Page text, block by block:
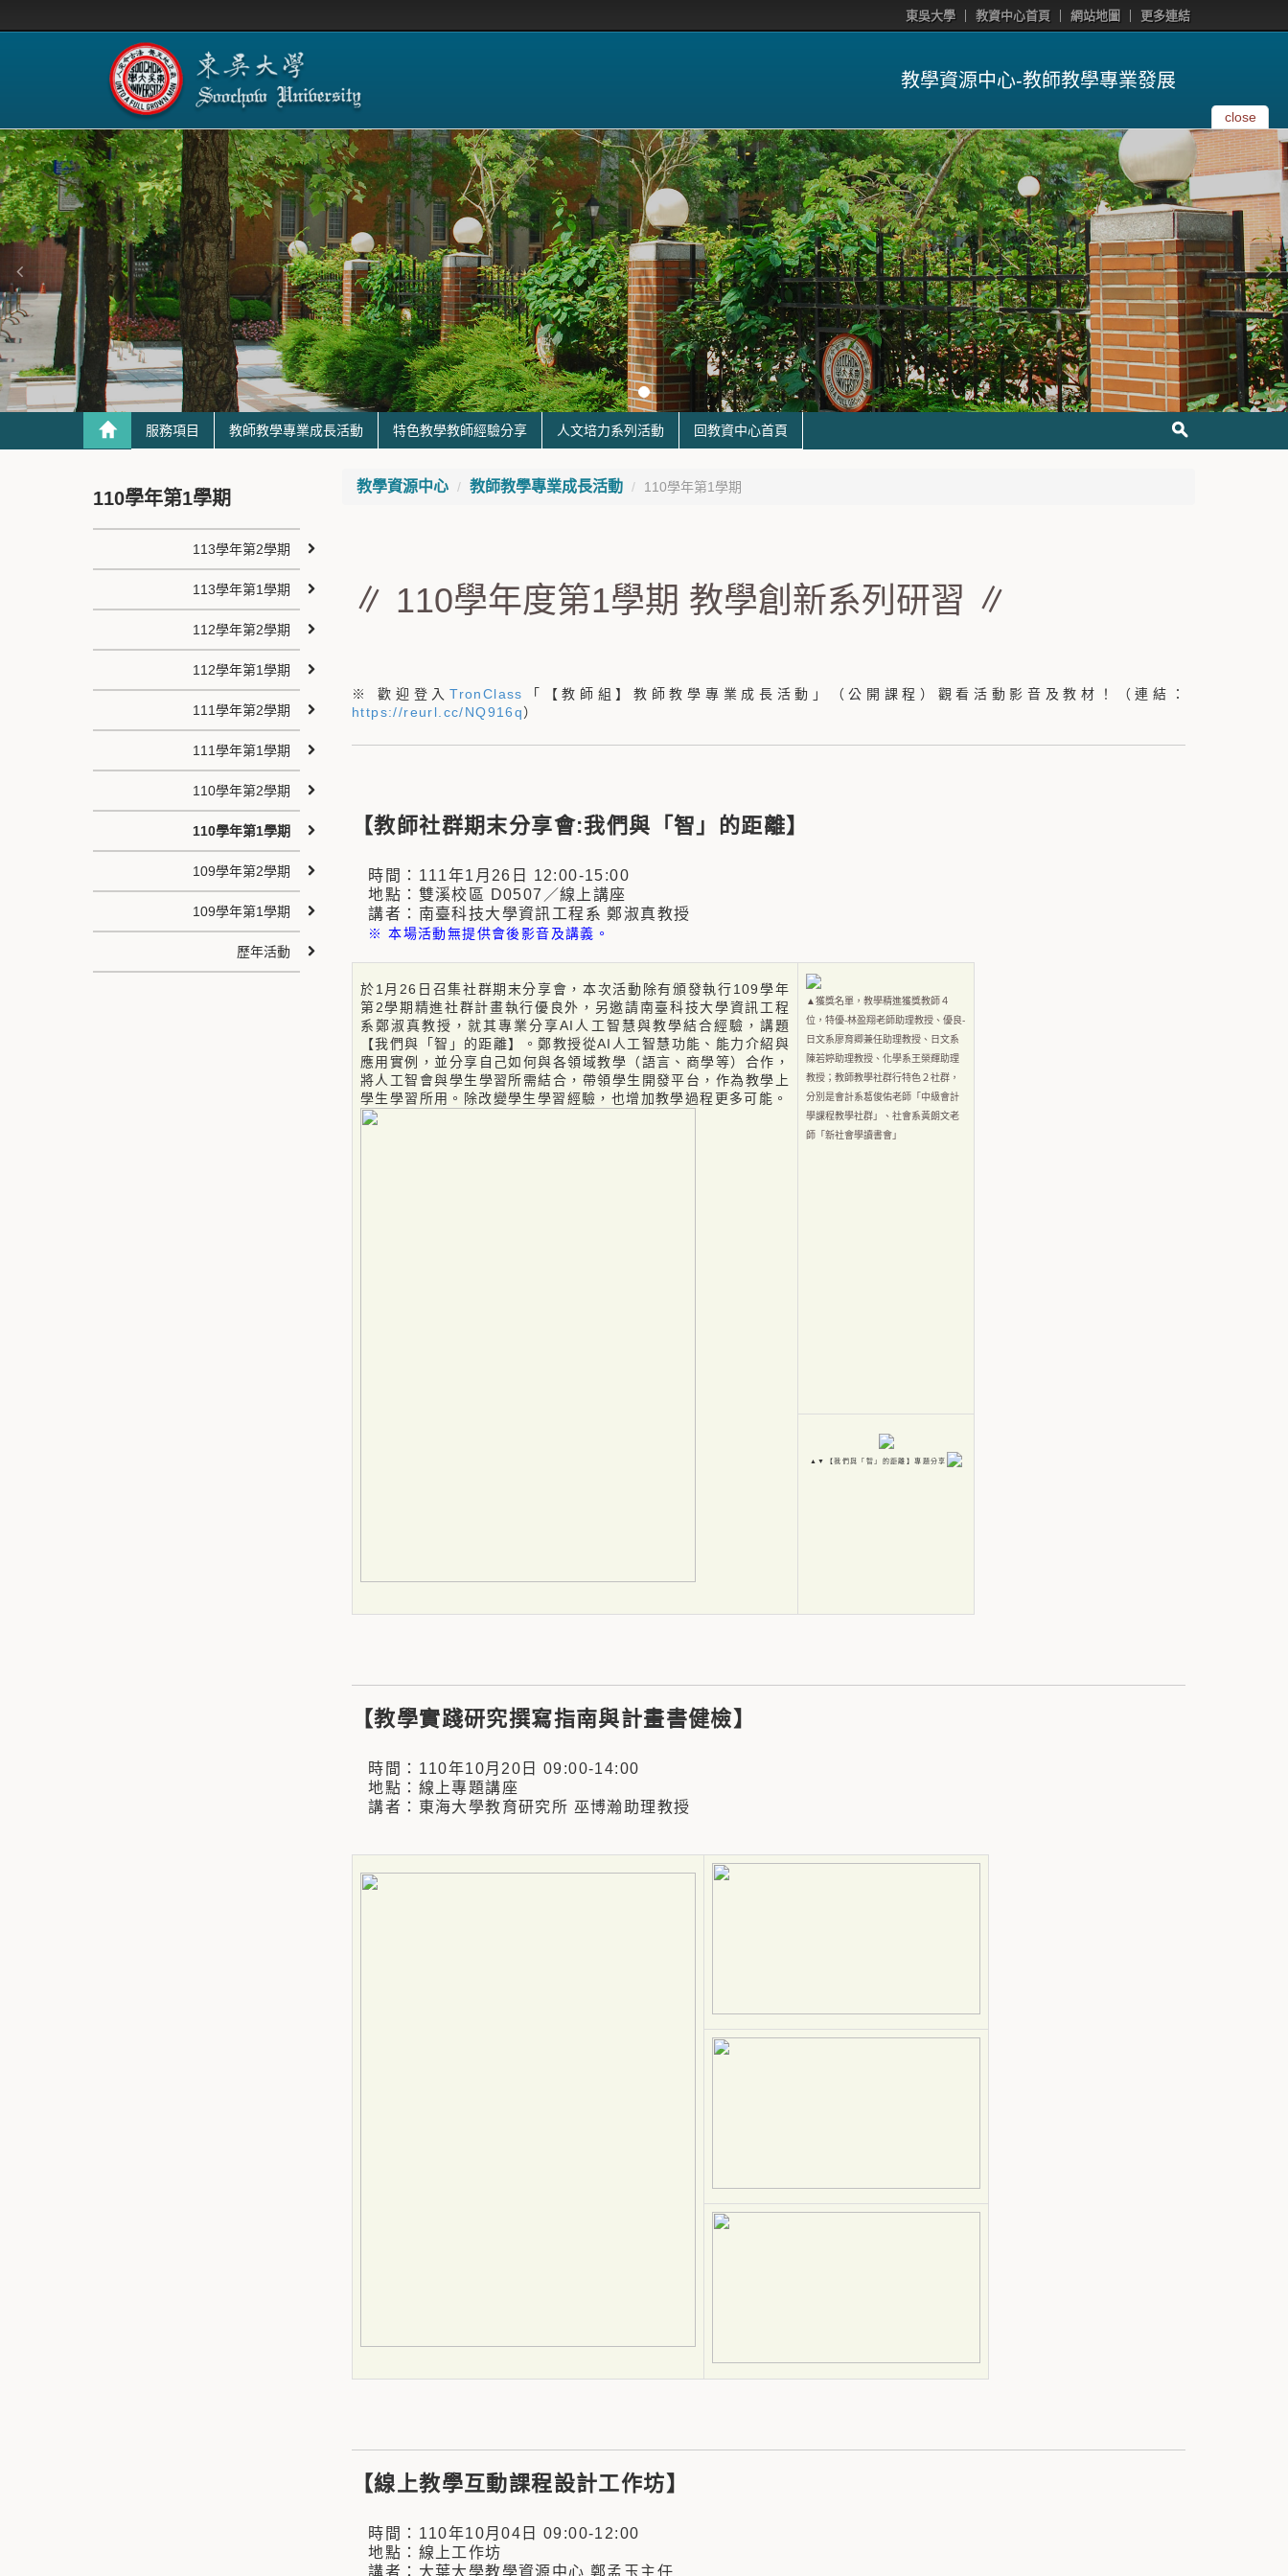
東吳大學 教資中心首頁 網站地圖 更多連結
教學資源中心-教師教學專業發展
close
服務項目 教師教學專業成長活動 特色教學教師經驗分享 人文培力系列活動 回教資中心首頁
教學資源中心 教師教學專業成長活動 110學年第1學期
∥ 110學年度第1學期 教學創新系列研習 ∥
※ 歡迎登入TronClass
「【教師組】教師教學專業成長活動」（公開課程）觀看活動影音及教材！（連結：
https://reurl.cc/NQ916q）
【教師社群期末分享會:我們與「智」的距離】
時間：111年1月26日 12:00-15:00
地點：雙溪校區 D0507／線上講座
講者：南臺科技大學資訊工程系 鄭淑真教授
※ 本場活動無提供會後影音及講義。
於1月26日召集社群期末分享會，本次活動除有頒發執行109學年
第2學期精進社群計畫執行優良外，另邀請南臺科技大學資訊工程
系鄭淑真教授，就其專業分享AI人工智慧與教學結合經驗，講題
【我們與「智」的距離】。鄭教授從AI人工智慧功能、能力介紹與
應用實例，並分享自己如何與各領域教學（語言、商學等）合作，
將人工智會與學生學習所需結合，帶領學生開發平台，作為教學上
學生學習所用。除改變學生學習經驗，也增加教學過程更多可能。
▲獲獎名單，教學精進獲獎教師４
位，特優-林盈翔老師助理教授、優良-
日文系廖育卿兼任助理教授、日文系
陳若婷助理教授、化學系王榮輝助理
教授；教師教學社群行特色２社群，
分別是會計系葛俊佑老師「中級會計
學課程教學社群」、社會系黃朗文老
師「新社會學讀書會」
▲▼【我們與「智」的距離】專題分享
【教學實踐研究撰寫指南與計畫書健檢】
時間：110年10月20日 09:00-14:00
地點：線上專題講座
講者：東海大學教育研究所 巫博瀚助理教授
【線上教學互動課程設計工作坊】
時間：110年10月04日 09:00-12:00
地點：線上工作坊
講者：大葉大學教學資源中心 鄭孟玉主任
110學年第1學期
113學年第2學期
113學年第1學期
112學年第2學期
112學年第1學期
111學年第2學期
111學年第1學期
110學年第2學期
110學年第1學期
109學年第2學期
109學年第1學期
歷年活動